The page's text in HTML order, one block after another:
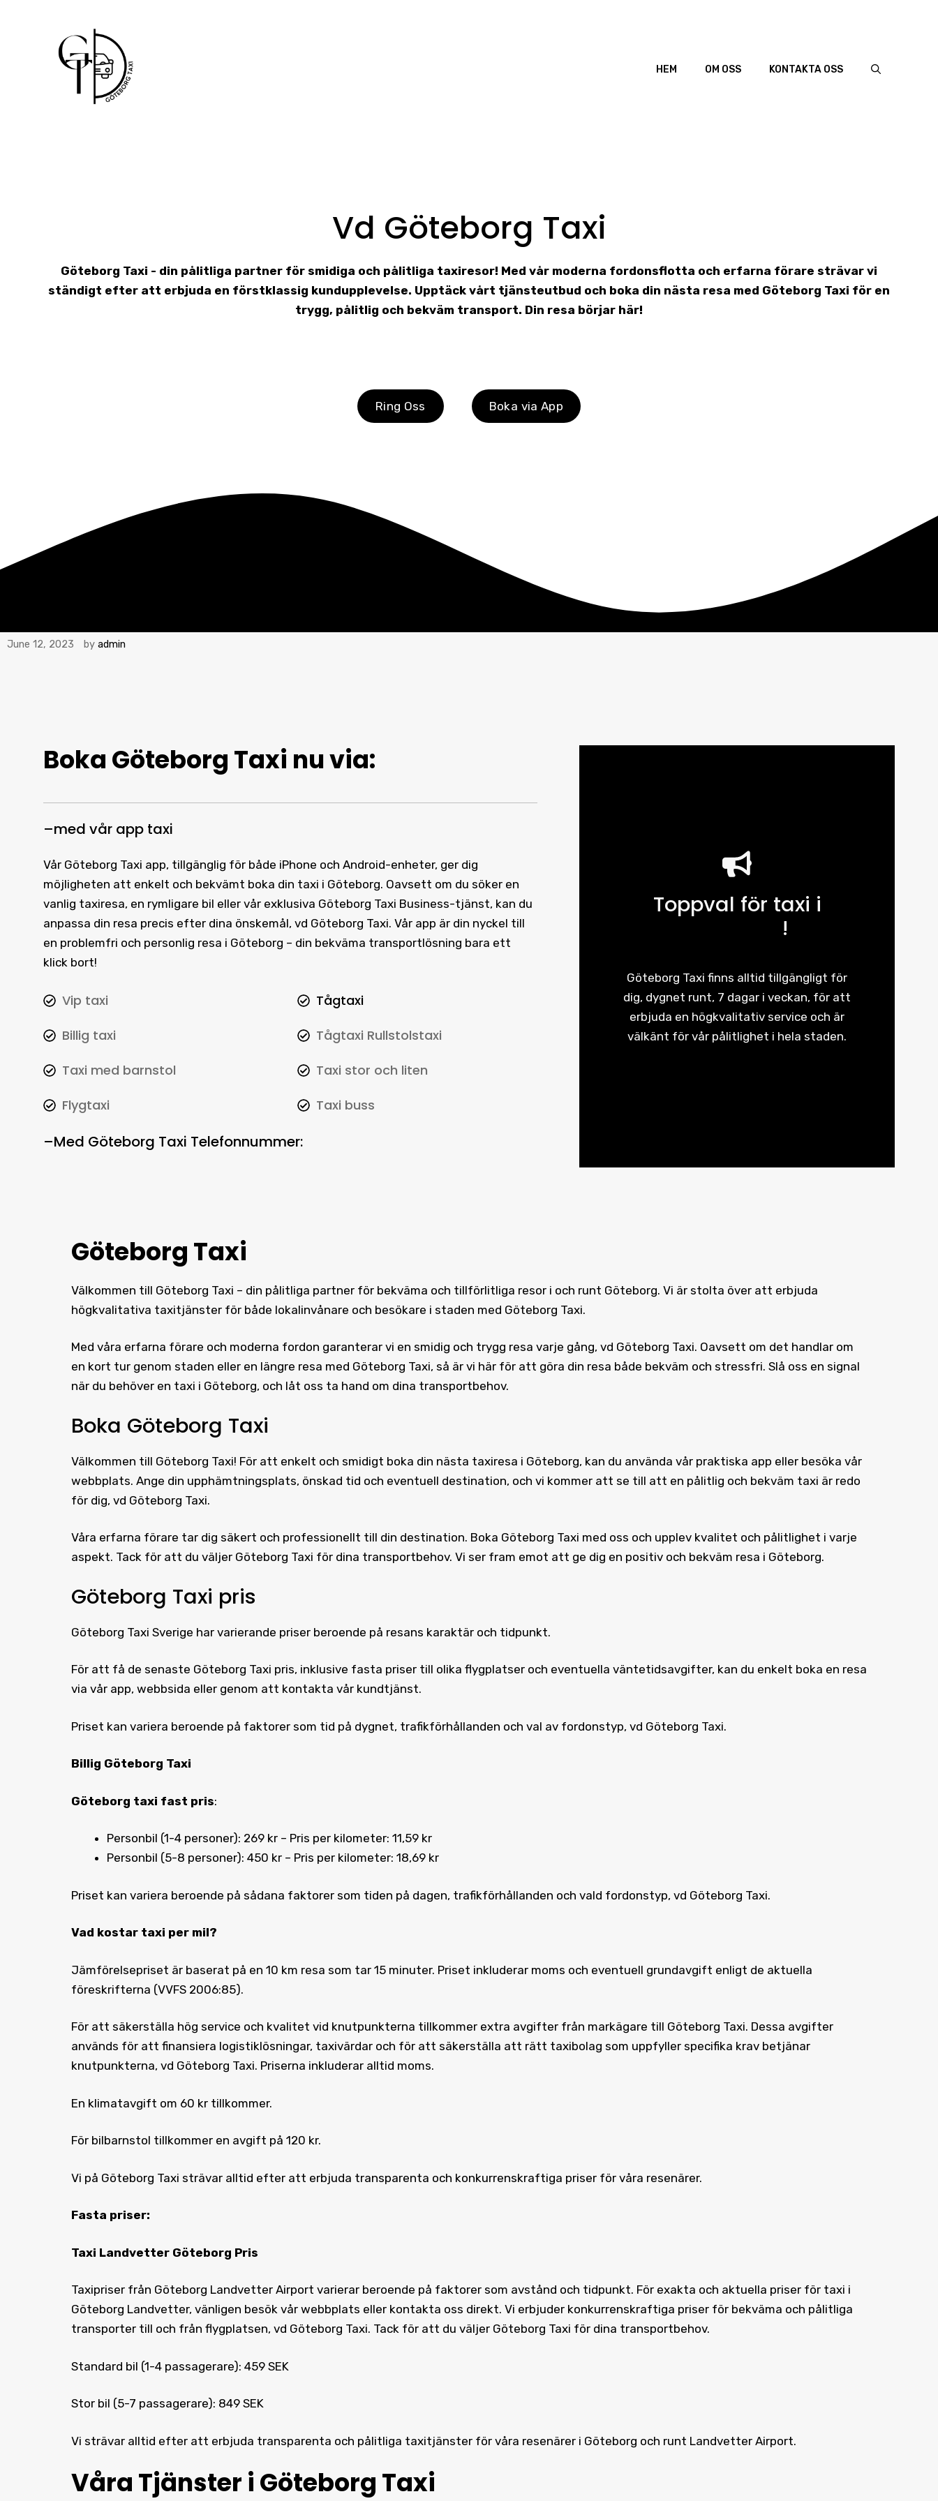
HEM OM OSS KONTAKTA OSS
Vd Göteborg Taxi
Göteborg Taxi - din pålitliga partner för smidiga och pålitliga taxiresor! Med vår moderna fordonsflotta och erfarna förare strävar vi
ständigt efter att erbjuda en förstklassig kundupplevelse. Upptäck vårt tjänsteutbud och boka din nästa resa med Göteborg Taxi för en
trygg, pålitlig och bekväm transport. Din resa börjar här!
Ring Oss Boka via App
June 12, 2023 by admin
Boka Göteborg Taxi nu via:
–med vår app taxi
Vår Göteborg Taxi app, tillgänglig för både iPhone och Android-enheter, ger dig
möjligheten att enkelt och bekvämt boka din taxi i Göteborg. Oavsett om du söker en
vanlig taxiresa, en rymligare bil eller vår exklusiva Göteborg Taxi Business-tjänst, kan du
anpassa din resa precis efter dina önskemål, vd Göteborg Taxi. Vår app är din nyckel till
en problemfri och personlig resa i Göteborg – din bekväma transportlösning bara ett
klick bort!
Vip taxi
Billig taxi
Taxi med barnstol
Flygtaxi
Tågtaxi
Tågtaxi Rullstolstaxi
Taxi stor och liten
Taxi buss
–Med Göteborg Taxi Telefonnummer:
Toppval för taxi i
!
Göteborg Taxi finns alltid tillgängligt för
dig, dygnet runt, 7 dagar i veckan, för att
erbjuda en högkvalitativ service och är
välkänt för vår pålitlighet i hela staden.
Göteborg Taxi
Välkommen till Göteborg Taxi – din pålitliga partner för bekväma och tillförlitliga resor i och runt Göteborg. Vi är stolta över att erbjuda
högkvalitativa taxitjänster för både lokalinvånare och besökare i staden med Göteborg Taxi.
Med våra erfarna förare och moderna fordon garanterar vi en smidig och trygg resa varje gång, vd Göteborg Taxi. Oavsett om det handlar om
en kort tur genom staden eller en längre resa med Göteborg Taxi, så är vi här för att göra din resa både bekväm och stressfri. Slå oss en signal
när du behöver en taxi i Göteborg, och låt oss ta hand om dina transportbehov.
Boka Göteborg Taxi
Välkommen till Göteborg Taxi! För att enkelt och smidigt boka din nästa taxiresa i Göteborg, kan du använda vår praktiska app eller besöka vår
webbplats. Ange din upphämtningsplats, önskad tid och eventuell destination, och vi kommer att se till att en pålitlig och bekväm taxi är redo
för dig, vd Göteborg Taxi.
Våra erfarna förare tar dig säkert och professionellt till din destination. Boka Göteborg Taxi med oss och upplev kvalitet och pålitlighet i varje
aspekt. Tack för att du väljer Göteborg Taxi för dina transportbehov. Vi ser fram emot att ge dig en positiv och bekväm resa i Göteborg.
Göteborg Taxi pris
Göteborg Taxi Sverige har varierande priser beroende på resans karaktär och tidpunkt.
För att få de senaste Göteborg Taxi pris, inklusive fasta priser till olika flygplatser och eventuella väntetidsavgifter, kan du enkelt boka en resa
via vår app, webbsida eller genom att kontakta vår kundtjänst.
Priset kan variera beroende på faktorer som tid på dygnet, trafikförhållanden och val av fordonstyp, vd Göteborg Taxi.
Billig Göteborg Taxi
Göteborg taxi fast pris:
Personbil (1-4 personer): 269 kr – Pris per kilometer: 11,59 kr
Personbil (5-8 personer): 450 kr – Pris per kilometer: 18,69 kr
Priset kan variera beroende på sådana faktorer som tiden på dagen, trafikförhållanden och vald fordonstyp, vd Göteborg Taxi.
Vad kostar taxi per mil?
Jämförelsepriset är baserat på en 10 km resa som tar 15 minuter. Priset inkluderar moms och eventuell grundavgift enligt de aktuella
föreskrifterna (VVFS 2006:85).
För att säkerställa hög service och kvalitet vid knutpunkterna tillkommer extra avgifter från markägare till Göteborg Taxi. Dessa avgifter
används för att finansiera logistiklösningar, taxivärdar och för att säkerställa att rätt taxibolag som uppfyller specifika krav betjänar
knutpunkterna, vd Göteborg Taxi. Priserna inkluderar alltid moms.
En klimatavgift om 60 kr tillkommer.
För bilbarnstol tillkommer en avgift på 120 kr.
Vi på Göteborg Taxi strävar alltid efter att erbjuda transparenta och konkurrenskraftiga priser för våra resenärer.
Fasta priser:
Taxi Landvetter Göteborg Pris
Taxipriser från Göteborg Landvetter Airport varierar beroende på faktorer som avstånd och tidpunkt. För exakta och aktuella priser för taxi i
Göteborg Landvetter, vänligen besök vår webbplats eller kontakta oss direkt. Vi erbjuder konkurrenskraftiga priser för bekväma och pålitliga
transporter till och från flygplatsen, vd Göteborg Taxi. Tack för att du väljer Göteborg Taxi för dina transportbehov.
Standard bil (1-4 passagerare): 459 SEK
Stor bil (5-7 passagerare): 849 SEK
Vi strävar alltid efter att erbjuda transparenta och pålitliga taxitjänster för våra resenärer i Göteborg och runt Landvetter Airport.
Våra Tjänster i Göteborg Taxi